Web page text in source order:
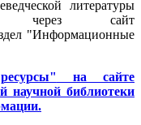
литературы
сайт
"Информационные
на сайте
научной библиотеки